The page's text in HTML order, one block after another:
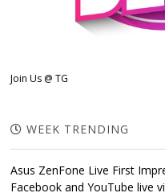
Join Us @ TG
WEEK TRENDING
Asus ZenFone Live First
Facebook and YouTube live